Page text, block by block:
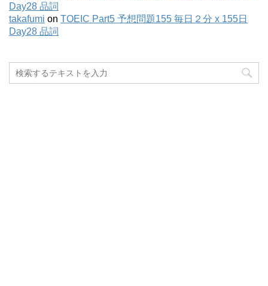
Day28 品詞
takafumi on TOEIC Part5 予想問題155 毎日２分 x 155日
Day28 品詞